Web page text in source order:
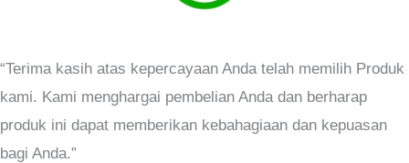
“Terima kasih atas kepercayaan Anda telah memilih Produk
kami. Kami menghargai pembelian Anda dan berharap
produk ini dapat memberikan kebahagiaan dan kepuasan
bagi Anda.”